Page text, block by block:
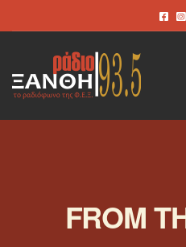
FROM